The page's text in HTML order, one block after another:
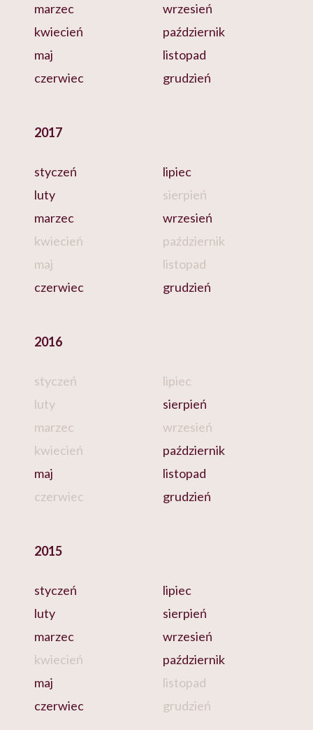
marzec
kwiecień
maj
czerwiec
wrzesień
październik
listopad
grudzień
2017
styczeń
luty
marzec
kwiecień
maj
czerwiec
lipiec
sierpień
wrzesień
październik
listopad
grudzień
2016
styczeń
luty
marzec
kwiecień
maj
czerwiec
lipiec
sierpień
wrzesień
październik
listopad
grudzień
2015
styczeń
luty
marzec
kwiecień
maj
czerwiec
lipiec
sierpień
wrzesień
październik
listopad
grudzień